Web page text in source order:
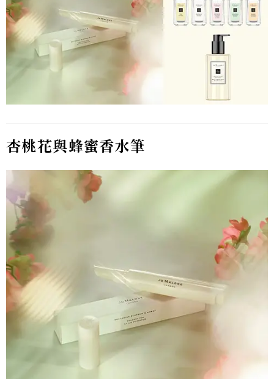
杏桃花與蜂蜜香水筆